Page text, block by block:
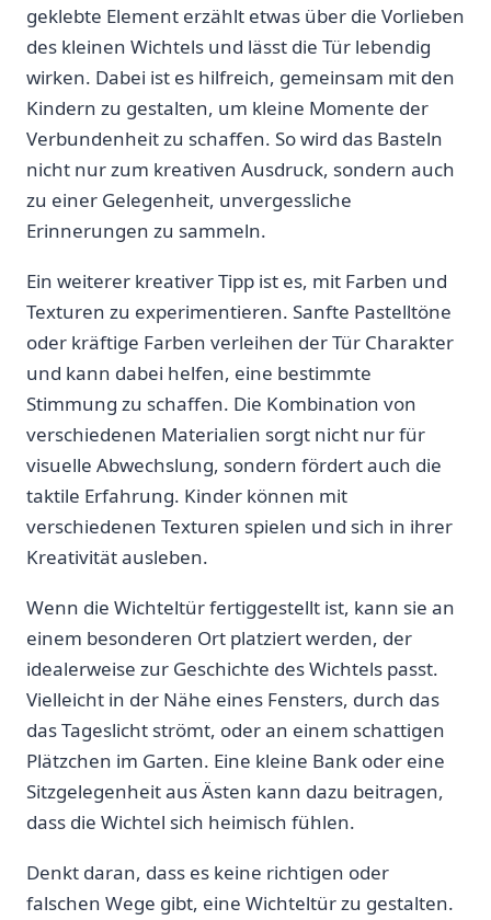
geklebte Element erzählt etwas über ‍die Vorlieben
des kleinen ‍Wichtels und lässt die Tür lebendig ​
wirken. Dabei ist es hilfreich, gemeinsam mit den
Kindern zu gestalten,​ um kleine Momente der
Verbundenheit zu schaffen. So wird das Basteln
nicht nur‌ zum kreativen Ausdruck, sondern auch
zu einer Gelegenheit, unvergessliche⁢
Erinnerungen zu⁤ sammeln.
Ein weiterer kreativer Tipp⁢ ist es, mit Farben und
Texturen zu experimentieren. Sanfte Pastelltöne
oder kräftige Farben verleihen der Tür ‌Charakter
und kann dabei helfen, eine bestimmte
Stimmung zu schaffen. Die Kombination⁣ von
verschiedenen ​Materialien sorgt ​nicht ⁣nur für
visuelle Abwechslung, sondern‌ fördert auch die
taktile Erfahrung. Kinder können mit
⁣verschiedenen Texturen spielen und⁣ sich in ihrer
Kreativität ausleben.
Wenn die Wichteltür fertiggestellt ist, kann sie an
einem besonderen Ort⁣ platziert werden, der
⁤idealerweise zur Geschichte des Wichtels passt.
Vielleicht in ⁤der‍ Nähe eines Fensters, durch⁤ das
das‍ Tageslicht strömt, oder an ‍einem schattigen
Plätzchen ⁣im ⁣Garten. Eine kleine Bank ⁢oder‌ eine
Sitzgelegenheit aus Ästen kann dazu beitragen,
dass die Wichtel sich heimisch fühlen.
Denkt daran, dass es keine richtigen oder‍
falschen Wege gibt, eine Wichteltür ‍zu gestalten.